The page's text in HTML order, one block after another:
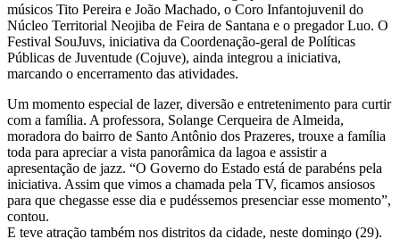
músicos Tito Pereira e João Machado, o Coro Infantojuvenil do
Núcleo Territorial Neojiba de Feira de Santana e o pregador Luo. O
Festival SouJuvs, iniciativa da Coordenação-geral de Políticas
Públicas de Juventude (Cojuve), ainda integrou a iniciativa,
marcando o encerramento das atividades.
Um momento especial de lazer, diversão e entretenimento para curtir
com a família. A professora, Solange Cerqueira de Almeida,
moradora do bairro de Santo Antônio dos Prazeres, trouxe a família
toda para apreciar a vista panorâmica da lagoa e assistir a
apresentação de jazz. “O Governo do Estado está de parabéns pela
iniciativa. Assim que vimos a chamada pela TV, ficamos ansiosos
para que chegasse esse dia e pudéssemos presenciar esse momento”,
contou.
E teve atração também nos distritos da cidade, neste domingo (29).